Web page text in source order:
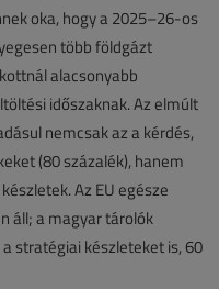
oka, hogy a 2025–26-os
több földgázt
alacsonyabb
időszaknak. Az elmúlt
nemcsak az a kérdés,
(80 százalék), hanem
Az EU egésze
áll; a magyar tárolók
stratégiai készleteket is, 60